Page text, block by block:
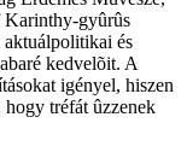
Karinthy-gyûrûs
aktuálpolitikai és
kedvelõit. A
igényel, hiszen
hogy tréfát ûzzenek